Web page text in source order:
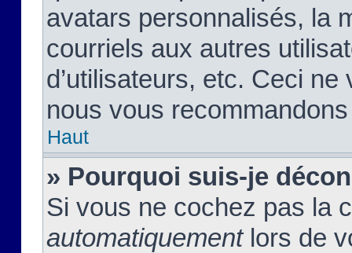
avatars personnalisés, la
courriels aux autres
d’utilisateurs, etc. Ceci
nous vous
Haut
» Pourquoi suis-je
Si vous ne cochez pas la
automatiquementlors de